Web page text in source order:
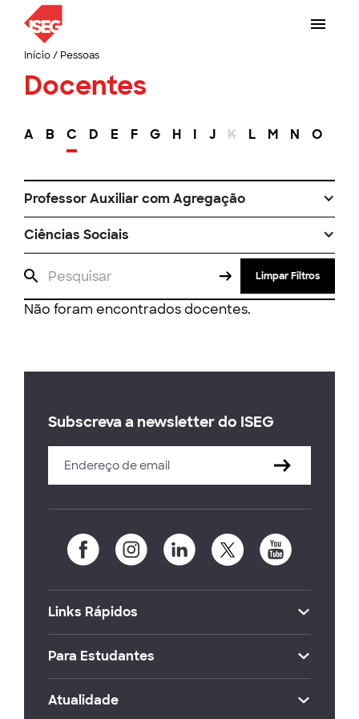
Início/ Pessoas
Docentes
A B C D E F G H I J K L M N O
Professor Auxiliar com Agregação
Ciências Sociais
Limpar Filtros
Não foram encontrados docentes.
Subscreva a newsletter do ISEG
Links Rápidos
Para Estudantes
Atualidade